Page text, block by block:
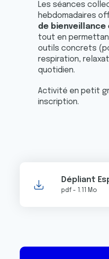
Les séances
hebdomadaires
de
tout en
outils concrets
respiration,
quotidien.
Activité en petit
inscription.
Dépliant
pdf - 1.11 Mo